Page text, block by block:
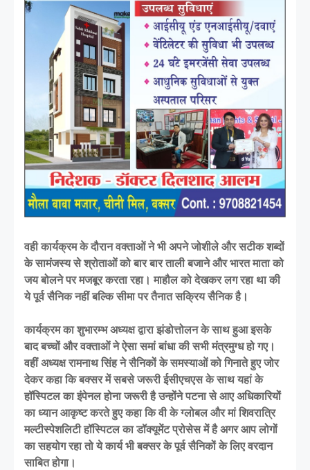
वही कार्यक्रम के दौरान वक्ताओं ने भी अपने जोशीले और सटीक शब्दों
के सामंजस्य से श्रोताओं को बार बार ताली बजाने और भारत माता को
जय बोलने पर मजबूर करता रहा। माहौल को देखकर लग रहा था की
ये पूर्व सैनिक नहीं बल्कि सीमा पर तैनात सक्रिय सैनिक है।
कार्यक्रम का शुभारम्भ अध्यक्ष द्वारा झंडोत्तोलन के साथ हुआ इसके
बाद बच्चों और वक्ताओं ने ऐसा समां बांधा की सभी मंत्रमुग्ध हो गए।
वहीं अध्यक्ष रामनाथ सिंह ने सैनिकों के समस्याओं को गिनाते हुए जोर
देकर कहा कि बक्सर में सबसे जरूरी ईसीएचएस के साथ यहां के
हॉस्पिटल का इंपेनल होना जरूरी है उन्होंने पटना से आए अधिकारियों
का ध्यान आकृष्ट करते हुए कहा कि वी के ग्लोबल और मां शिवरात्रि
मल्टीस्पेशलिटी हॉस्पिटल का डॉक्यूमेंट प्रोसेस में है अगर आप लोगों
का सहयोग रहा तो ये कार्य भी बक्सर के पूर्व सैनिकों के लिए वरदान
साबित होगा।